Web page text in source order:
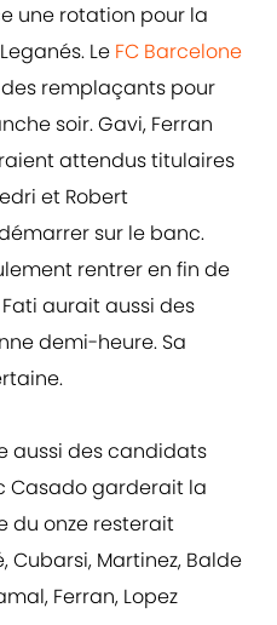
une rotation pour la
Le FC Barcelone
remplaçants pour
soir. Gavi, Ferran
attendus titulaires
et Robert
sur le banc.
rentrer en fin de
aurait aussi des
demi-heure. Sa
aussi des candidats
Casado garderait la
du onze resterait
Cubarsi, Martinez, Balde
Ferran, Lopez